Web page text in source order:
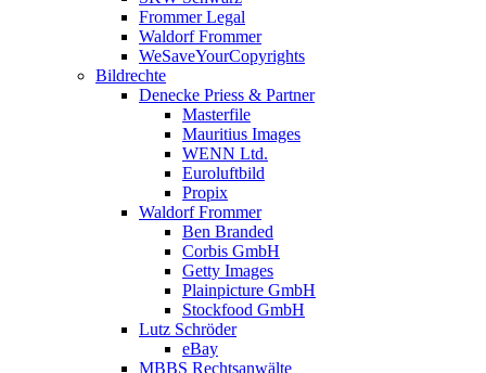
Frommer Legal
Waldorf Frommer
WeSaveYourCopyrights
Bildrechte
Denecke Priess & Partner
Masterfile
Mauritius Images
WENN Ltd.
Euroluftbild
Propix
Waldorf Frommer
Ben Branded
Corbis GmbH
Getty Images
Plainpicture GmbH
Stockfood GmbH
Lutz Schröder
eBay
MBBS Rechtsanwälte